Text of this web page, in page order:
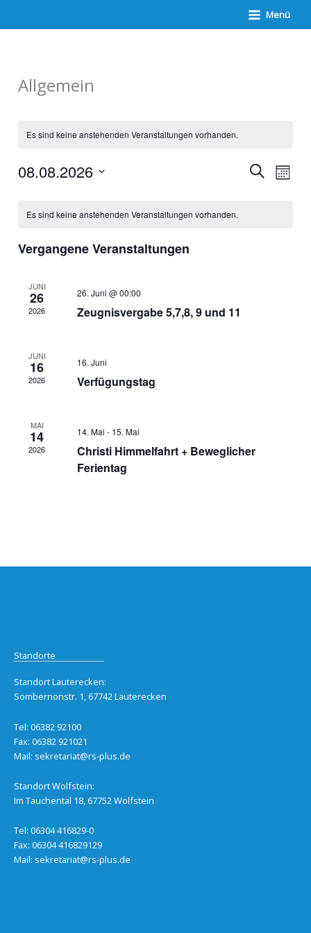
Menü
Allgemein
Es sind keine anstehenden Veranstaltungen vorhanden.
Suche
SucheMonat
08.08.2026
Veranstaltungen
Es sind keine anstehenden Veranstaltungen vorhanden.
Vergangene Veranstaltungen
JUNI
26
2026
26. Juni @ 00:00
Zeugnisvergabe 5,7,8, 9 und 11
JUNI
16
2026
16. Juni
Verfügungstag
MAI
14
2026
14. Mai - 15. Mai
Christi Himmelfahrt + Beweglicher
Ferientag
Standorte
Standort Lauterecken:
Sombernonstr. 1, 67742 Lauterecken
Tel: 06382 92100
Fax: 06382 921021
Mail: sekretariat@rs-plus.de
Standort Wolfstein:
Im Tauchental 18, 67752 Wolfstein
Tel: 06304 416829-0
Fax: 06304 416829129
Mail: sekretariat@rs-plus.de